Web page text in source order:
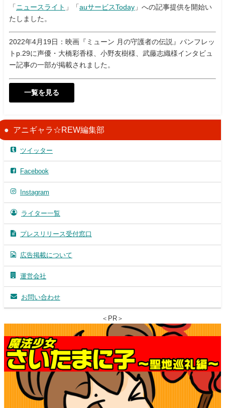
「 ニュースライト 」「auサービスToday 」への記事提供を開始い
たしました。
2022年4月19日：映画『ミューン 月の守護者の伝説』パンフレッ
トp.29に声優・大橋彩香様、小野友樹様、武藤志織様インタビュ
ー記事の一部が掲載されました。
一覧を見る
アニギャラ☆REW編集部
ツイッター
Facebook
Instagram
ライター一覧
プレスリリース受付窓口
広告掲載について
運営会社
お問い合わせ
＜PR＞